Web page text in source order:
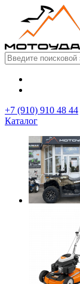
+7 (910) 910 48 44
Каталог